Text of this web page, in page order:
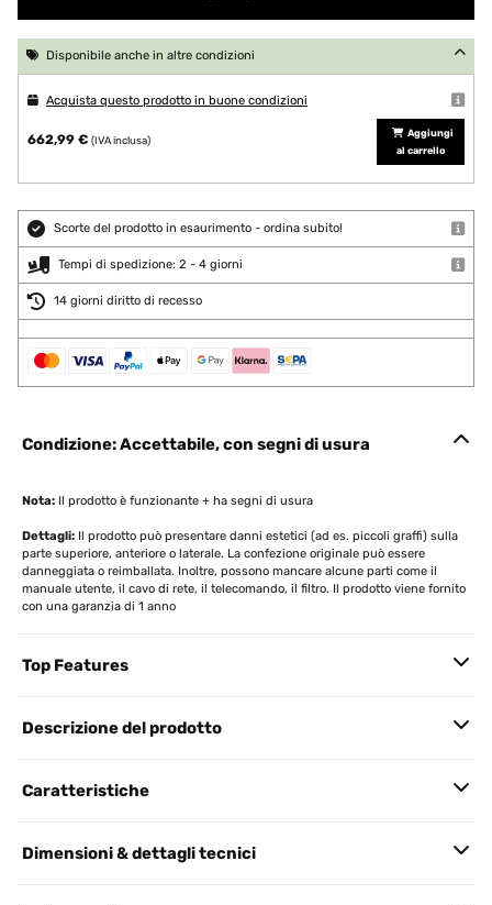
Disponibile anche in altre condizioni
Acquista questo prodotto in buone condizioni
662,99 € (IVA inclusa)
Aggiungi
al carrello
Scorte del prodotto in esaurimento - ordina subito!
Tempi di spedizione: 2 - 4 giorni
14 giorni diritto di recesso
Condizione: Accettabile, con segni di usura
Nota: Il prodotto è funzionante + ha segni di usura
Dettagli: Il prodotto può presentare danni estetici (ad es. piccoli graffi) sulla
parte superiore, anteriore o laterale. La confezione originale può essere
danneggiata o reimballata. Inoltre, possono mancare alcune parti come il
manuale utente, il cavo di rete, il telecomando, il filtro. Il prodotto viene fornito
con una garanzia di 1 anno
Top Features
Descrizione del prodotto
Caratteristiche
Dimensioni & dettagli tecnici